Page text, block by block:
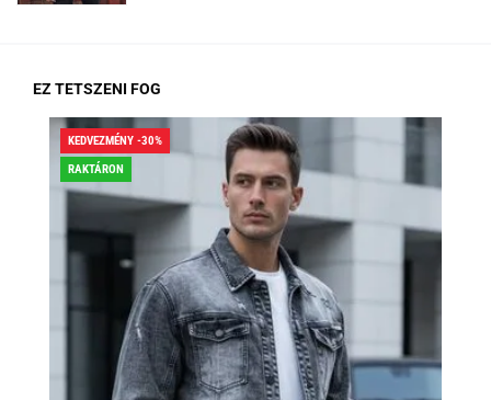
EZ TETSZENI FOG
KEDVEZMÉNY -30%
RAKTÁRON